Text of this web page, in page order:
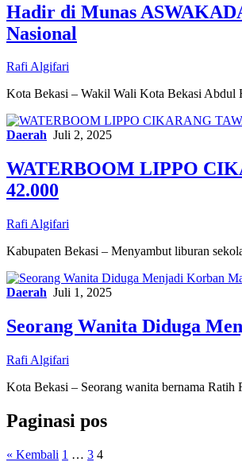
Hadir di Munas
Nasional
Rafi Algifari
Kota Bekasi – Wakil Wali Kota Bekasi
Daerah Juli 2, 2025
WATERBOOM LIPPO
42.000
Rafi Algifari
Kabupaten Bekasi – Menyambut liburan
Daerah Juli 1, 2025
Seorang Wanita Diduga
Rafi Algifari
Kota Bekasi – Seorang wanita bernama
Paginasi pos
« Kembali 1 … 3 4